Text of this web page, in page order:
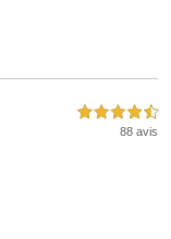
4,5 étoiles sur 5
88 avis